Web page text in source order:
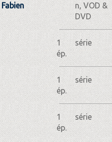
Fabien
n, VOD &
DVD
1
ép.
série
1
ép.
série
1
ép.
série